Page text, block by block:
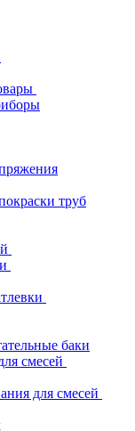
труб
баки
смесей
для смесей